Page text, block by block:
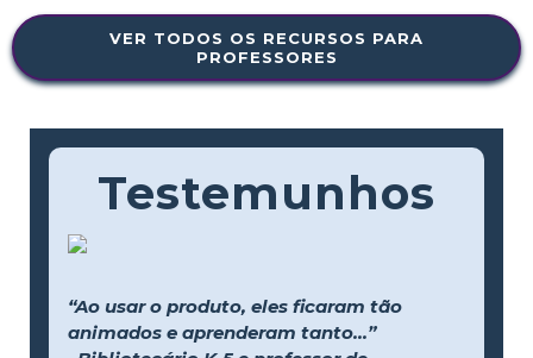
VER TODOS OS RECURSOS PARA
PROFESSORES
Testemunhos
“Ao usar o produto, eles ficaram tão
animados e aprenderam tanto...”